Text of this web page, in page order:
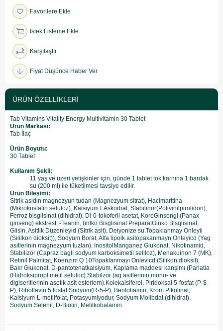
Favorilere Ekle
İstek Listeme Ekle
Karşılaştır
Fiyat Düşünce Haber Ver
ÜRÜN ÖZELLIKLERI
Tab Vitamins Vitality Energy Multivitamin 30 Tablet
Ürün Markası:
Tab İlaç
Ürün Boyutu:
30 Tablet
Kullanım Şekli:
11 yaş ve üzeri yetişkinler için, günde 1 tablet tok karnına 1 bardak
su (200 ml) ile tüketilmesi tavsiye edilir.
Ürün Bileşimi:
Sitrik asidin magnezyun tudan (Magnezyum sitrat), Hacimarttina
(Mikrokristalin selüloz), Kalsiyum LAskorbat, Stabilinor(Polivinilpirolidon),
Ferroz bisglisinat (dihidrat), Dl-0-tokoferil asetat, KoreGinsengi (Panax
ginseng) ekstrest, -Teanin, (inlko Bisglisinat PreparatGinko Blsqlisinat,
Glisin, Asitlik Düzenleyid (Sitrik asit), Deiyonize su.Topaklanmay Onleyii
(Sililkon dioksit)), Sodyum Borat, Alfa lipolk asitopakanmayn Onleyicd (Yag
asitlerinin magnezyum tuzlan), InositolManganez Glukonat, Nikotinamid,
Stabilizör (Capraz baglı sodyum karboksimetil seliloz), Menakuinon 7 (MK),
Retinil Palmitat, Koenzim Q 10Topaklanmayı Onlevicd (Silikon dioksit),
Bakr Glukonat, D-pantotenatkalsiyum, Kaplama maddesi kanşimı (Parlatia
(Hidroksipropl metil seluloc).Stabilzor (ag asitlerinin mono- ve
diglseritlerinin asetik asit esterlern).Kolekalsiferol, Piridoksal 5-fosfat (P-$-
P), Riboflavin 5 fosfat Sodyum(R-5-P), Benfotiamin, Krom Pikolinat,
Kalsiyum-L-metilfolat, Potasyumlyodur, Sodyum Molibdat (dihidrat),
Sodyum Selenit, D-Biotin, Metilkobalamin.